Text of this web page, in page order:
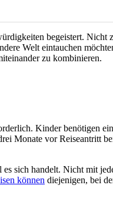
begeistert. Nicht
Welt eintauchen
zu kombinieren.
Kinder benötigen
Monate vor Reiseantritt
sich handelt. Nicht mit
können diejenigen, bei